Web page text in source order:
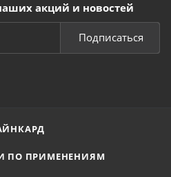
акций и новостей
Подписаться
ПО ПРИМЕНЕНИЯМ